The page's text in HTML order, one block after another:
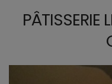
PÂTISSERIE